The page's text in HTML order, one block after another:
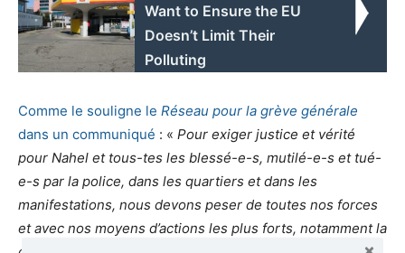
Want to Ensure the EU
Doesn’t Limit Their
Polluting
Comme le souligne le Réseau pour la grève générale
dans un communiqué : « Pour exiger justice et vérité
pour Nahel et tous-tes les blessé-e-s, mutilé-e-s et tué-
e-s par la police, dans les quartiers et dans les
manifestations, nous devons peser de toutes nos forces
et avec nos moyens d’actions les plus forts, notamment la